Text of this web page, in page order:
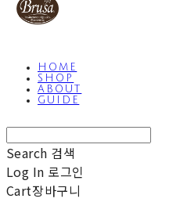
HOME
SHOP
ABOUT
GUIDE
Search 검색
Log In 로그인
Cart장바구니